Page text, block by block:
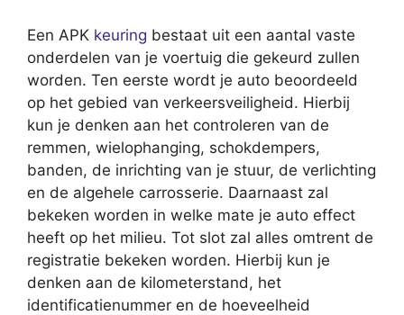
Een APK keuring bestaat uit een aantal vaste
onderdelen van je voertuig die gekeurd zullen
worden. Ten eerste wordt je auto beoordeeld
op het gebied van verkeersveiligheid. Hierbij
kun je denken aan het controleren van de
remmen, wielophanging, schokdempers,
banden, de inrichting van je stuur, de verlichting
en de algehele carrosserie. Daarnaast zal
bekeken worden in welke mate je auto effect
heeft op het milieu. Tot slot zal alles omtrent de
registratie bekeken worden. Hierbij kun je
denken aan de kilometerstand, het
identificatienummer en de hoeveelheid